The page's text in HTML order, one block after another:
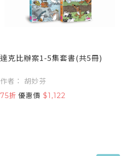
達克比辦案1-5集套書(共5冊)
作者： 胡妙芬
75折 優惠價 $1,122